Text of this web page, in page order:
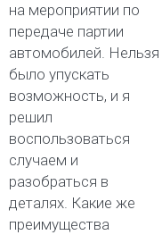
на мероприятии по
передаче партии
автомобилей. Нельзя
было упускать
возможность, и я
решил
воспользоваться
случаем и
разобраться в
деталях. Какие же
преимущества